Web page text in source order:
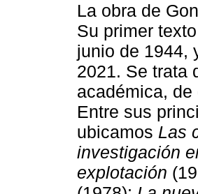
La obra de
Su primer
junio de 1944,
2021. Se trata
académica,
Entre sus
ubicamos Las
investigación
explotación